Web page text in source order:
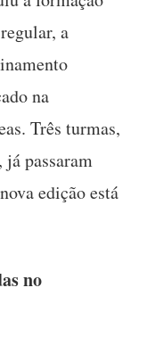
a
na
Três turmas,
passaram
edição está
no